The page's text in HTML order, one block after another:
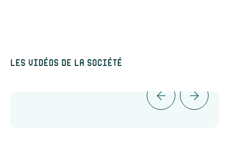
Les vidéos de la société